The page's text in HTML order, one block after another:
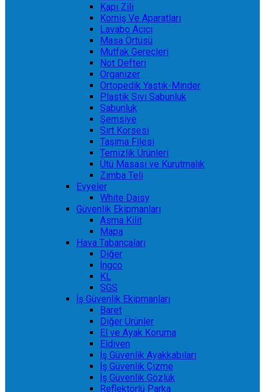
Kapı Zili
Korniş Ve Aparatları
Lavabo Açıcı
Masa Örtüsü
Mutfak Gereçleri
Not Defteri
Organizer
Ortopedik Yastık-Minder
Plastik Sıvı Sabunluk
Sabunluk
Şemsiye
Sırt Korsesi
Taşıma Filesi
Temizlik Ürünleri
Ütü Masası ve Kurutmalık
Zımba Teli
Evyeler
White Daisy
Güvenlik Ekipmanları
Asma Kilit
Mapa
Hava Tabancaları
Diğer
İngco
KL
SGS
İş Güvenlik Ekipmanları
Baret
Diğer Ürünler
El ve Ayak Koruma
Eldiven
İş Güvenlik Ayakkabıları
İş Güvenlik Çizme
İş Güvenlik Gözlük
Reflektörlü Parka